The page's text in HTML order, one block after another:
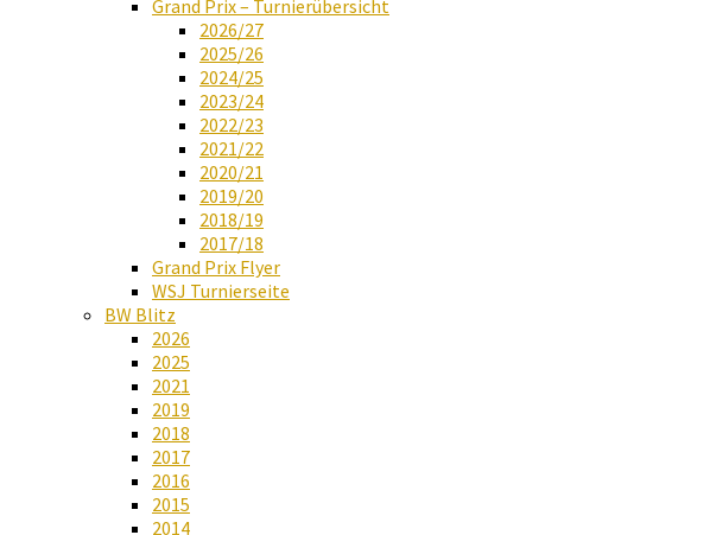
Grand Prix – Turnierübersicht
2026/27
2025/26
2024/25
2023/24
2022/23
2021/22
2020/21
2019/20
2018/19
2017/18
Grand Prix Flyer
WSJ Turnierseite
BW Blitz
2026
2025
2021
2019
2018
2017
2016
2015
2014